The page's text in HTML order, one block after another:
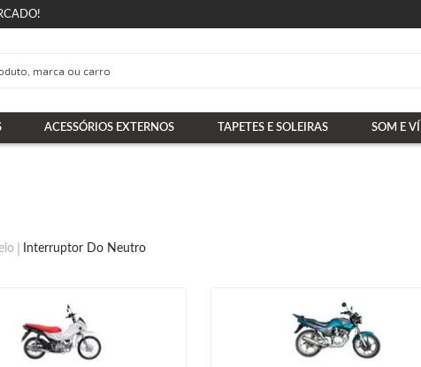
ACESSÓRIOS EXTERNOS TAPETES E SOLEIRAS SOM E
Interruptor Do Neutro